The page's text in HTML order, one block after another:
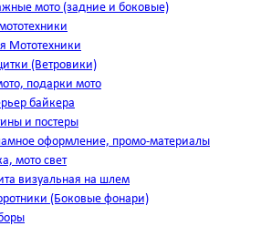
мото (задние и боковые)
Мототехники
(Ветровики)
подарки мото
байкера
и постеры
оформление, промо-материалы
мото свет
визуальная на шлем
(Боковые фонари)